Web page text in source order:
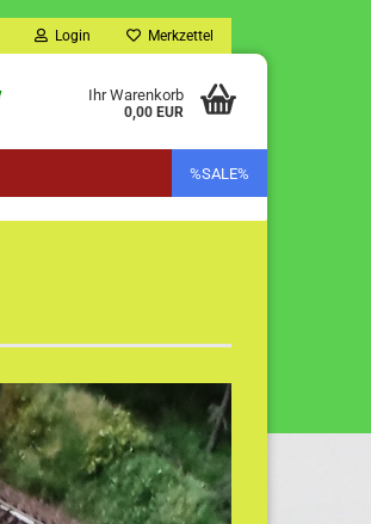
Login Merkzettel
Ihr Warenkorb
0,00 EUR
%SALE%